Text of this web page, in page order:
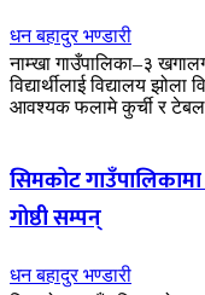
धन बहादुर भण्डारी
नाम्खा गाउँपालिका–३
विद्यार्थीलाई विद्यालय
आवश्यक फलामे कुर्ची र टेबल
सिमकोट
गोष्ठी सम्पन्
धन बहादुर भण्डारी